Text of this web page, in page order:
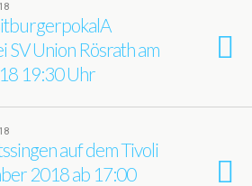
SV Union Rösrath am
19:30 Uhr
auf dem Tivoli
2018 ab 17:00